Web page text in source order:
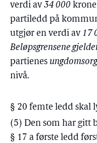
verdi av34 000
partiledd på
utgjør en verdi av 17
Beløpsgrensene
partienes
nivå.
§ 20 femte ledd skal
(5) Den som har gitt
§ 17 a første ledd